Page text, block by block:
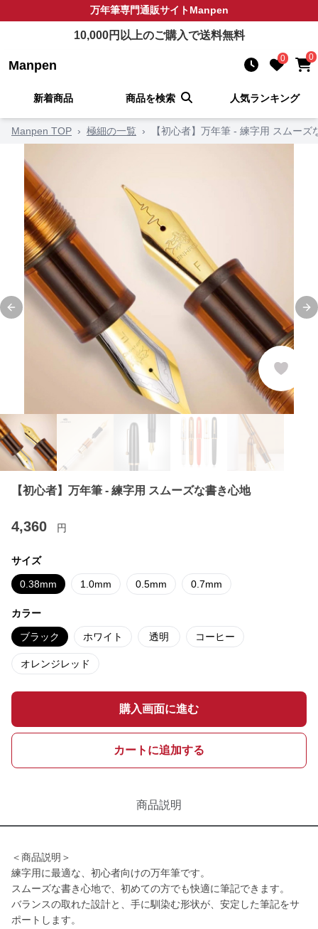
万年筆専門通販サイトManpen
10,000円以上のご購入で送料無料
Manpen 0 0
新着商品 商品を検索 人気ランキング
Manpen TOP › 極細の一覧 › 【初心者】万年筆 - 練字用 スムーズ
Previous slide
【初心者】万年筆 - 練字用 スムーズな書き心地
4,360 円
サイズ
0.38mm 1.0mm 0.5mm 0.7mm
カラー
ブラック ホワイト 透明 コーヒー
オレンジレッド
購入画面に進む
カートに追加する
商品説明
＜商品説明＞
練字用に最適な、初心者向けの万年筆です。
スムーズな書き心地で、初めての方でも快適に筆記できます。
バランスの取れた設計と、手に馴染む形状が、安定した筆記をサ
ポートします。